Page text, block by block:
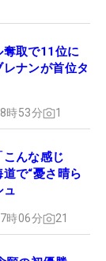
奪取で11位に
ナンが首位タ
時53分 1
んな感じ
で“憂さ晴ら
ュ
時06分 21